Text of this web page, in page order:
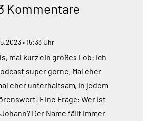
Kommentare
• 15:33 Uhr
mal kurz ein großes Lob: ich
super gerne. Mal eher
eher unterhaltsam, in jedem
Eine Frage: Wer ist
Der Name fällt immer